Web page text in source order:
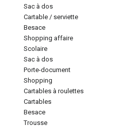
sac à dos
cartable / serviette
besace
shopping affaire
scolaire
sac à dos
porte-document
shopping
cartables à roulettes
cartables
besace
trousse